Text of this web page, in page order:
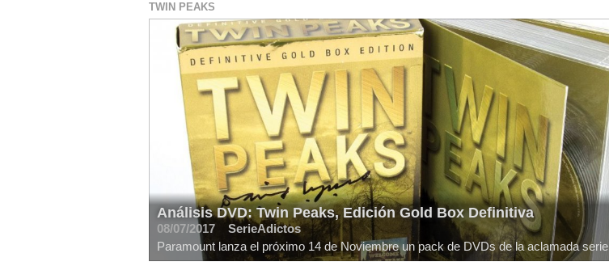
TWIN PEAKS
Análisis DVD: Twin Peaks, Edición Gold Box Definitiva
08/07/2017
SerieAdictos
Paramount lanza el próximo 14 de Noviembre un pack de DVDs de la aclamada serie